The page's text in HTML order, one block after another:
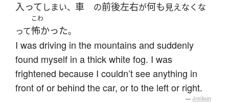
入って しまい、 車 の前後左右が何も 見えなくな
って
こわ
怖かった。
I was driving in the mountains and suddenly
found myself in a thick white fog. I was
frightened because I couldn’t see anything in
front of or behind the car, or to the left or right.
— Jreibun